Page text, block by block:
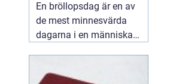
En bröllopsdag är en av
de mest minnesvärda
dagarna i en människas
känslosamma stunder